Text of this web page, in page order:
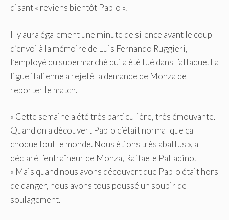
disant « reviens bientôt Pablo ».
Il y aura également une minute de silence avant le coup
d’envoi à la mémoire de Luis Fernando Ruggieri,
l’employé du supermarché qui a été tué dans l’attaque. La
ligue italienne a rejeté la demande de Monza de
reporter le match.
« Cette semaine a été très particulière, très émouvante.
Quand on a découvert Pablo c’était normal que ça
choque tout le monde. Nous étions très abattus », a
déclaré l’entraîneur de Monza, Raffaele Palladino.
« Mais quand nous avons découvert que Pablo était hors
de danger, nous avons tous poussé un soupir de
soulagement.